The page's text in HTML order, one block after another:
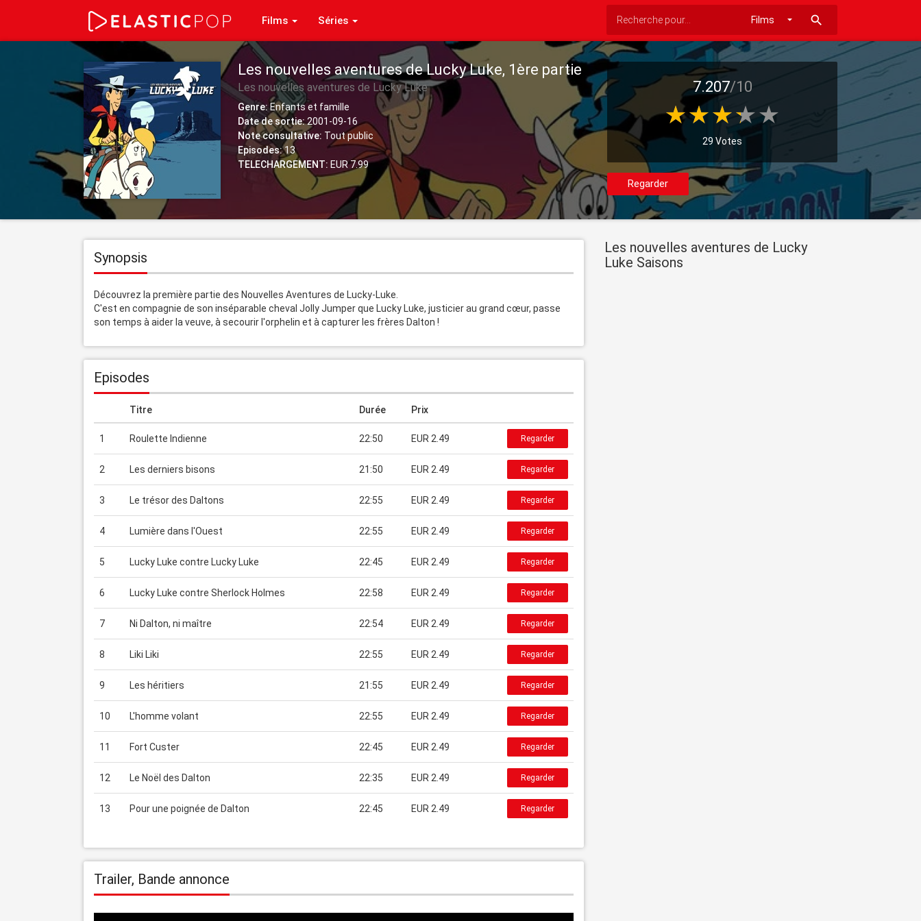
Films Séries search
Les nouvelles aventures de Lucky Luke, 1ère partie
Les nouvelles aventures de Lucky Luke
Genre:Enfants et famille
Date de sortie:2001-09-16
Note consultative: Tout public
Episodes:13
TELECHARGEMENT: EUR 7.99
7.207/10
29 Votes
Regarder
Synopsis
Découvrez la première partie des Nouvelles Aventures de Lucky-Luke.
C'est en compagnie de son inséparable cheval Jolly Jumper que Lucky Luke, justicier au grand cœur, passe
son temps à aider la veuve, à secourir l'orphelin et à capturer les frères Dalton !
Episodes
Titre Durée Prix
1 Roulette Indienne 22:50 EUR 2.49 Regarder
2 Les derniers bisons 21:50 EUR 2.49 Regarder
3 Le trésor des Daltons 22:55 EUR 2.49 Regarder
4 Lumière dans l'Ouest 22:55 EUR 2.49 Regarder
5 Lucky Luke contre Lucky Luke 22:45 EUR 2.49 Regarder
6 Lucky Luke contre Sherlock Holmes 22:58 EUR 2.49 Regarder
7 Ni Dalton, ni maître 22:54 EUR 2.49 Regarder
8 Liki Liki 22:55 EUR 2.49 Regarder
9 Les héritiers 21:55 EUR 2.49 Regarder
10 L'homme volant 22:55 EUR 2.49 Regarder
11 Fort Custer 22:45 EUR 2.49 Regarder
12 Le Noël des Dalton 22:35 EUR 2.49 Regarder
13 Pour une poignée de Dalton 22:45 EUR 2.49 Regarder
Trailer, Bande annonce
Les nouvelles aventures de Lucky
Luke Saisons